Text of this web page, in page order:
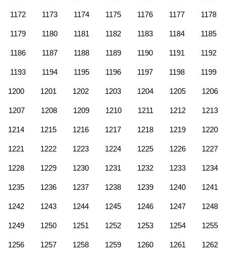
1172 1173 1174 1175 1176 1177 1178
1179 1180 1181 1182 1183 1184 1185
1186 1187 1188 1189 1190 1191 1192
1193 1194 1195 1196 1197 1198 1199
1200 1201 1202 1203 1204 1205 1206
1207 1208 1209 1210 1211 1212 1213
1214 1215 1216 1217 1218 1219 1220
1221 1222 1223 1224 1225 1226 1227
1228 1229 1230 1231 1232 1233 1234
1235 1236 1237 1238 1239 1240 1241
1242 1243 1244 1245 1246 1247 1248
1249 1250 1251 1252 1253 1254 1255
1256 1257 1258 1259 1260 1261 1262